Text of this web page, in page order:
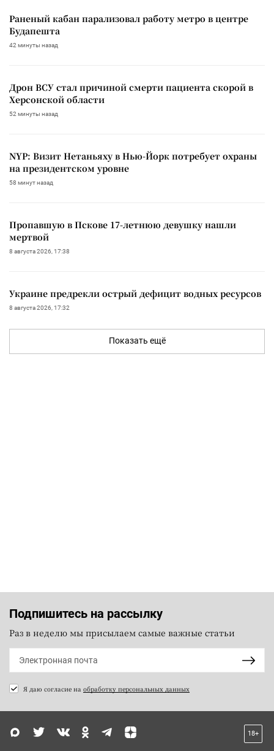
Раненый кабан парализовал работу метро в центре
Будапешта
42 минуты назад
Дрон ВСУ стал причиной смерти пациента скорой в
Херсонской области
52 минуты назад
NYP: Визит Нетаньяху в Нью-Йорк потребует охраны
на президентском уровне
58 минут назад
Пропавшую в Пскове 17-летнюю девушку нашли
мертвой
8 августа 2026, 17:38
Украине предрекли острый дефицит водных ресурсов
8 августа 2026, 17:32
Показать ещё
Подпишитесь на рассылку
Раз в неделю мы присылаем самые важные статьи
Я даю согласие на обработку персональных данных
18+